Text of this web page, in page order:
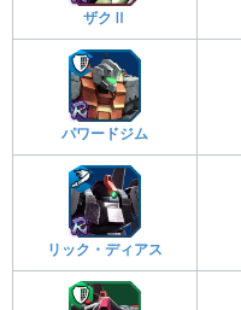
ザクⅡ
パワードジム
リック・ディアス